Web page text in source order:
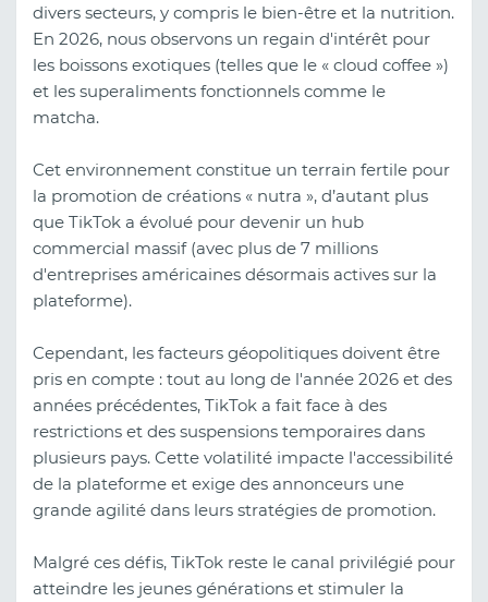
divers secteurs, y compris le bien-être et la nutrition.
En 2026, nous observons un regain d'intérêt pour
les boissons exotiques (telles que le « cloud coffee »)
et les superaliments fonctionnels comme le
matcha.
Cet environnement constitue un terrain fertile pour
la promotion de créations « nutra », d’autant plus
que TikTok a évolué pour devenir un hub
commercial massif (avec plus de 7 millions
d'entreprises américaines désormais actives sur la
plateforme).
Cependant, les facteurs géopolitiques doivent être
pris en compte : tout au long de l'année 2026 et des
années précédentes, TikTok a fait face à des
restrictions et des suspensions temporaires dans
plusieurs pays. Cette volatilité impacte l'accessibilité
de la plateforme et exige des annonceurs une
grande agilité dans leurs stratégies de promotion.
Malgré ces défis, TikTok reste le canal privilégié pour
atteindre les jeunes générations et stimuler la